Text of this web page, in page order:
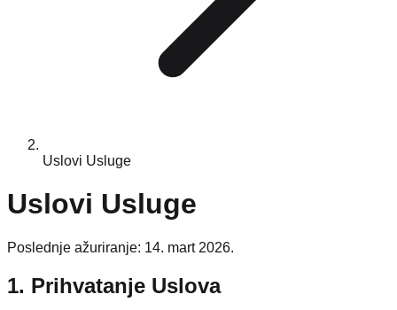
Uslovi Usluge
Uslovi Usluge
Poslednje ažuriranje: 14. mart 2026.
1. Prihvatanje Uslova